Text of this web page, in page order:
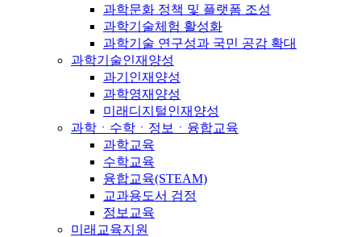
과학문화 정책 및 플랫폼 조성
과학기술체험 활성화
과학기술 연구성과 국민 공감 확대
과학기술인재양성
과기인재양성
과학영재양성
미래디지털인재양성
과학ㆍ수학ㆍ정보ㆍ융합교육
과학교육
수학교육
융합교육(STEAM)
교과용도서 검정
정보교육
미래교육지원